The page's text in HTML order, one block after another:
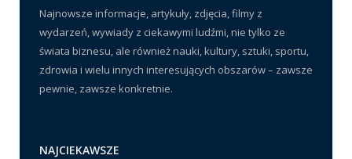
Najnowsze informacje, artykuły, zdjęcia, filmy z
wydarzeń, wywiady z ciekawymi ludźmi, nie tylko ze
świata biznesu, ale również nauki, kultury, sztuki, sportu,
zdrowia i wielu innych interesujących obszarów – zawsze
pewnie, zawsze konkretnie.
NAJCIEKAWSZE